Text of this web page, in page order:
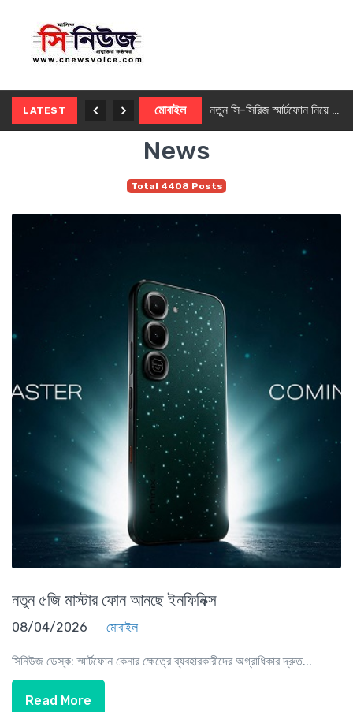
LATEST মোবাইল নতুন সি-সিরিজ স্মার্টফোন নিয়ে আসছে রিয়েলমি
News
Total 4408 Posts
নতুন ৫জি মাস্টার ফোন আনছে ইনফিনিক্স
08/04/2026 মোবাইল
সিনিউজ ডেস্ক: স্মার্টফোন কেনার ক্ষেত্রে ব্যবহারকারীদের অগ্রাধিকার দ্রুত...
Read More